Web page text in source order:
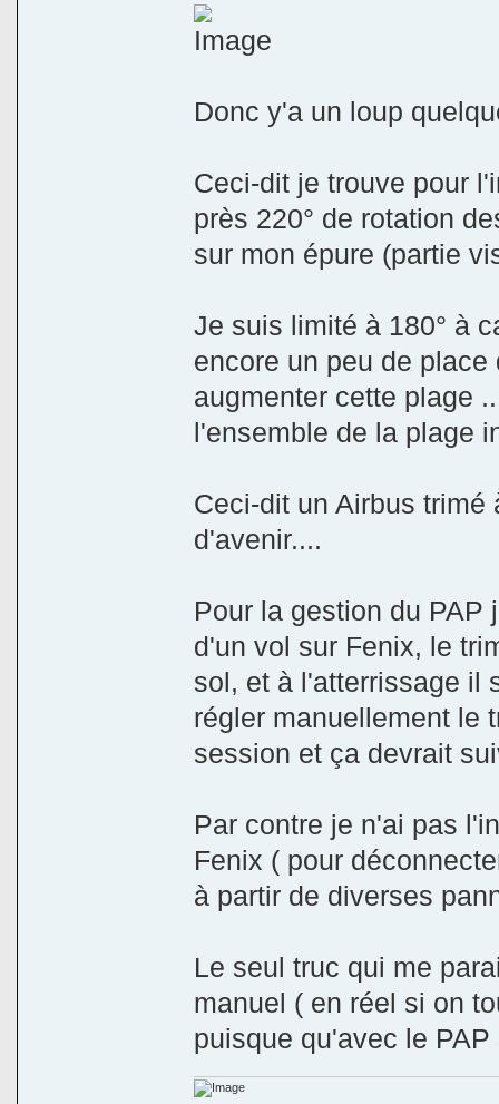
Donc y'a un loup
Ceci-dit je trouve pour
près 220° de rotation
sur mon épure (partie
Je suis limité à 180° à
encore un peu de
augmenter cette plage
l'ensemble de la plage
Ceci-dit un Airbus trimé
d'avenir....
Pour la gestion du PAP
d'un vol sur Fenix, le
sol, et à l'atterrissage il
régler manuellement le
session et ça devrait
Par contre je n'ai pas
Fenix ( pour
à partir de diverses
Le seul truc qui me
manuel ( en réel si on
puisque qu'avec le